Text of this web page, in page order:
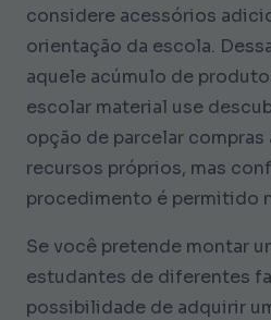
considere acessórios
orientação da escola.
aquele acúmulo de
escolar material use
opção de parcelar
recursos próprios, mas
procedimento é permitido
Se você pretende montar
estudantes de diferentes
possibilidade de adquirir